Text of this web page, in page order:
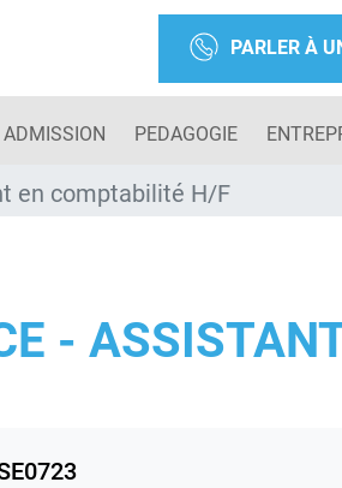
PARLER À
ADMISSION PEDAGOGIE
en comptabilité H/F
-